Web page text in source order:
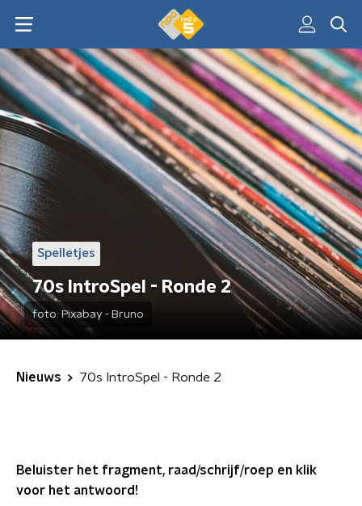
Spelletjes
70s IntroSpel - Ronde 2
foto: Pixabay - Bruno
Nieuws 70s IntroSpel - Ronde 2
Beluister het fragment, raad/schrijf/roep en klik
voor het antwoord!